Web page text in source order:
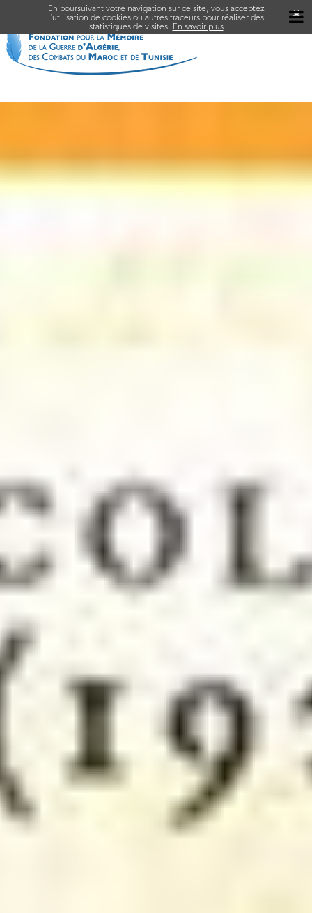
En poursuivant votre navigation sur ce site, vous acceptez
l’utilisation de cookies ou autres traceurs pour réaliser des
statistiques de visites. En savoir plus
✖